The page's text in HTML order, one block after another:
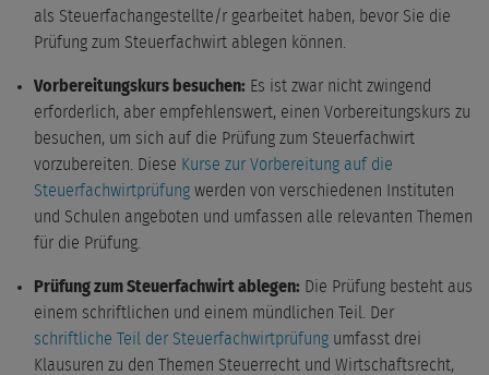
als Steuerfachangestellte/r gearbeitet haben, bevor Sie die
Prüfung zum Steuerfachwirt ablegen können.
Vorbereitungskurs besuchen: Es ist zwar nicht zwingend
erforderlich, aber empfehlenswert, einen Vorbereitungskurs zu
besuchen, um sich auf die Prüfung zum Steuerfachwirt
vorzubereiten. Diese Kurse zur Vorbereitung auf die
Steuerfachwirtprüfung werden von verschiedenen Instituten
und Schulen angeboten und umfassen alle relevanten Themen
für die Prüfung.
Prüfung zum Steuerfachwirt ablegen: Die Prüfung besteht aus
einem schriftlichen und einem mündlichen Teil. Der
schriftliche Teil der Steuerfachwirtprüfung umfasst drei
Klausuren zu den Themen Steuerrecht und Wirtschaftsrecht,